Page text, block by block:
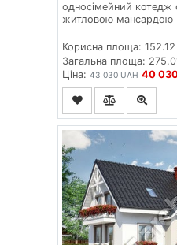
односімейний котедж
житловою мансардою
Корисна площа:
Загальна площа:
Ціна: 43 030 UAH 40